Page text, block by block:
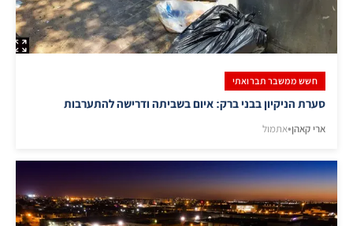
חשש ממשבר תברואתי
סערת הניקיון בבני ברק: איום בשביתה ודרישה להתערבות
ארי קאהן•אתמול